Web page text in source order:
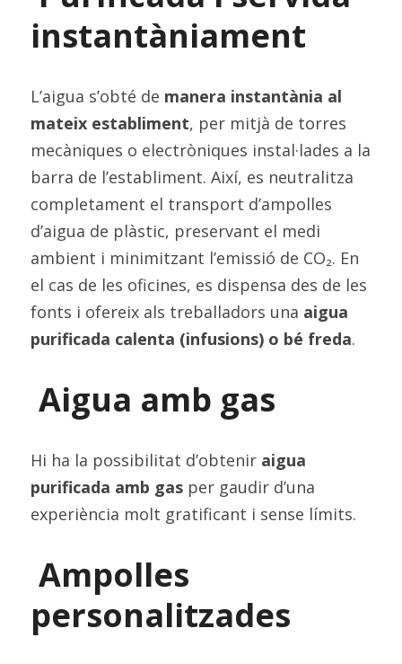
instantàniament
L’aigua s’obté de manera instantània al
mateix establiment, per mitjà de torres
mecàniques o electròniques instal·lades a la
barra de l’establiment. Així, es neutralitza
completament el transport d’ampolles
d’aigua de plàstic, preservant el medi
ambient i minimitzant l’emissió de CO₂. En
el cas de les oficines, es dispensa des de les
fonts i ofereix als treballadors una aigua
purificada calenta (infusions) o bé freda.
Aigua amb gas
Hi ha la possibilitat d’obtenir aigua
purificada amb gas per gaudir d’una
experiència molt gratificant i sense límits.
Ampolles
personalitzades